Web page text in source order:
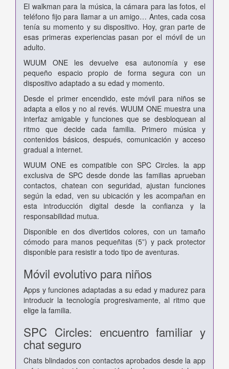
El walkman para la música, la cámara para las fotos, el
teléfono fijo para llamar a un amigo… Antes, cada cosa
tenía su momento y su dispositivo. Hoy, gran parte de
esas primeras experiencias pasan por el móvil de un
adulto.
WUUM ONE les devuelve esa autonomía y ese
pequeño espacio propio de forma segura con un
dispositivo adaptado a su edad y momento.
Desde el primer encendido, este móvil para niños se
adapta a ellos y no al revés. WUUM ONE muestra una
interfaz amigable y funciones que se desbloquean al
ritmo que decide cada familia. Primero música y
contenidos básicos, después, comunicación y acceso
gradual a internet.
WUUM ONE es compatible con SPC Circles. la app
exclusiva de SPC desde donde las familias aprueban
contactos, chatean con seguridad, ajustan funciones
según la edad, ven su ubicación y les acompañan en
esta introducción digital desde la confianza y la
responsabilidad mutua.
Disponible en dos divertidos colores, con un tamaño
cómodo para manos pequeñitas (5”) y pack protector
disponible para resistir a todo tipo de aventuras.
Móvil evolutivo para niños
Apps y funciones adaptadas a su edad y madurez para
introducir la tecnología progresivamente, al ritmo que
elige la familia.
SPC Circles: encuentro familiar y
chat seguro
Chats blindados con contactos aprobados desde la app